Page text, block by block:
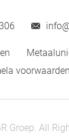
voorwaarden
Groep. All